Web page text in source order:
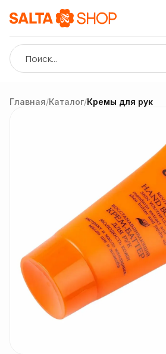
Главная/Каталог/Кремы для рук